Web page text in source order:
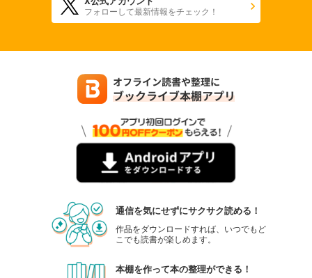
フォローして最新情報をチェック！
通信を気にせずにサクサク読める！
作品をダウンロードすれば、いつでもど
こでも読書が楽しめます。
本棚を作って本の整理ができる！